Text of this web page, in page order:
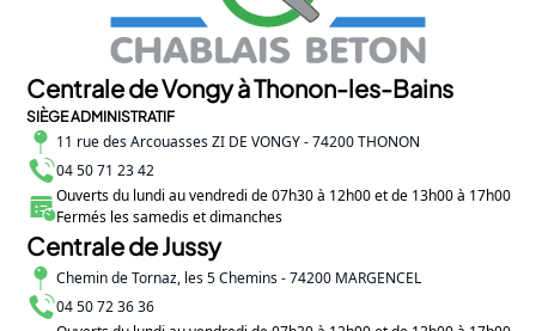
Centrale de Vongy à Thonon-les-Bains
SIÈGE ADMINISTRATIF
11 rue des Arcouasses ZI DE VONGY - 74200 THONON
04 50 71 23 42
Ouverts du lundi au vendredi de 07h30 à 12h00 et de 13h00 à 17h00
Fermés les samedis et dimanches
Centrale de Jussy
Chemin de Tornaz, les 5 Chemins - 74200 MARGENCEL
04 50 72 36 36